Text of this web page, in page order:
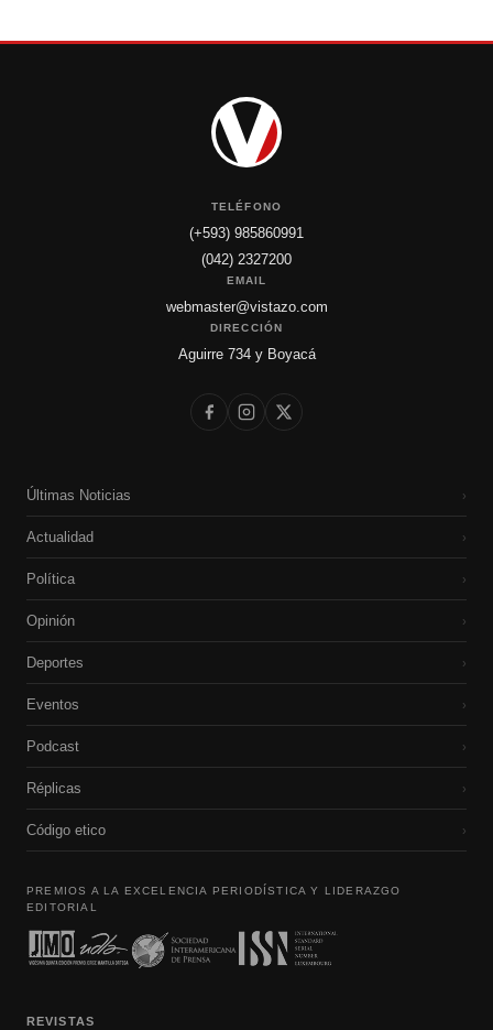
TELÉFONO
(+593) 985860991
(042) 2327200
EMAIL
webmaster@vistazo.com
DIRECCIÓN
Aguirre 734 y Boyacá
Últimas Noticias ›
Actualidad ›
Política ›
Opinión ›
Deportes ›
Eventos ›
Podcast ›
Réplicas ›
Código etico ›
PREMIOS A LA EXCELENCIA PERIODÍSTICA Y LIDERAZGO
EDITORIAL
REVISTAS